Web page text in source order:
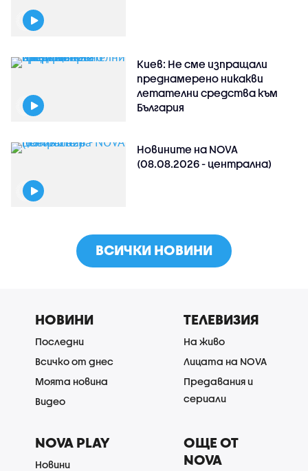
Киев: Не сме изпращали
преднамерено никакви
летателни средства към
България
Новините на NOVA
(08.08.2026 - централна)
ВСИЧКИ НОВИНИ
НОВИНИ
Последни
Всичко от днес
Моята новина
Видео
ТЕЛЕВИЗИЯ
На живо
Лицата на NOVA
Предавания и
сериали
NOVA PLAY
Новини
ОЩЕ ОТ
NOVA